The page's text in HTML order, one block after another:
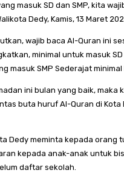
masuk SD dan SMP, kita
Dedy, Kamis, 13 Maret
wajib baca Al-Quran ini
minimal untuk masuk
masuk SMP Sederajat minimal
ini bulan yang baik, maka
buta huruf Al-Quran di Kota
Dedy meminta kepada orang
kepada anak-anak untuk
daftar sekolah.